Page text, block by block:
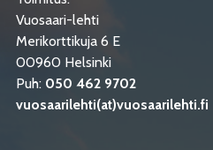
Vuosaari-lehti
Merikorttikuja 6 E
00960 Helsinki
Puh: 050 462 9702
vuosaarilehti(at)vuosaarilehti.fi